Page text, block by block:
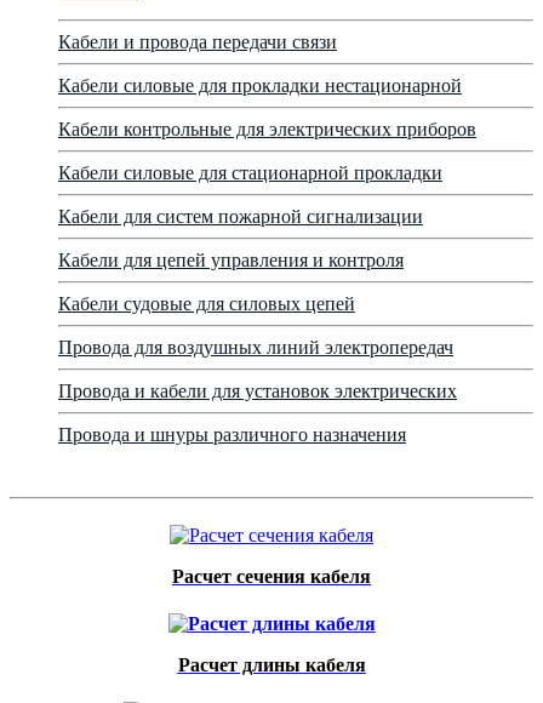
Кабели и провода передачи связи
Кабели силовые для прокладки нестационарной
Кабели контрольные для электрических приборов
Кабели силовые для стационарной прокладки
Кабели для систем пожарной сигнализации
Кабели для цепей управления и контроля
Кабели судовые для силовых цепей
Провода для воздушных линий электропередач
Провода и кабели для установок электрических
Провода и шнуры различного назначения
Расчет сечения кабеля
Расчет длины кабеля